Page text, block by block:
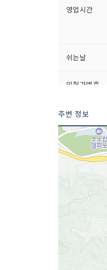
영업시간
쉬는날
인허가번호
주변 정보